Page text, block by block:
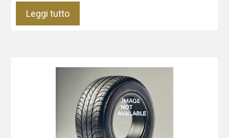
Leggi tutto